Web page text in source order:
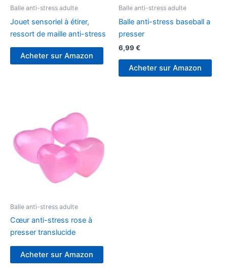
Balle anti-stress adulte
Jouet sensoriel à étirer,
ressort de maille anti-stress
Acheter sur Amazon
Balle anti-stress adulte
Balle anti-stress baseball a
presser
6,99 €
Acheter sur Amazon
Balle anti-stress adulte
Cœur anti-stress rose à
presser translucide
Acheter sur Amazon